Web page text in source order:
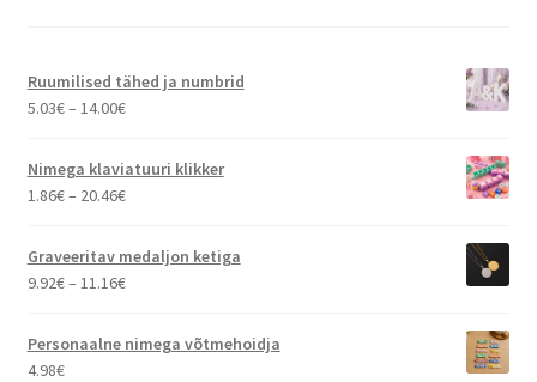
Ruumilised tähed ja numbrid
5.03€– 14.00€Hinnavahemik:
Nimega klaviatuuri klikker
1.86€– 20.46€Hinnavahemik:
kuni
20.46€
Graveeritav medaljon ketiga
9.92€– 11.16€Hinnavahemik:
kuni
11.16€
Personaalne nimega võtmehoidja
4.98€